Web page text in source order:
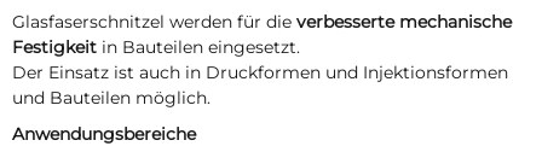
Glasfaserschnitzel werden für die verbesserte mechanische
Festigkeit in Bauteilen eingesetzt.
Der Einsatz ist auch in Druckformen und Injektionsformen
und Bauteilen möglich.
Anwendungsbereiche